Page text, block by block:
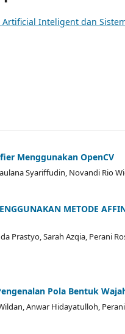
Artificial Inteligent dan
Menggunakan OpenCV
Syariffudin, Novandi Rio
METODE
Prastyo, Sarah Azqia, Perani
Pola Bentuk
Anwar Hidayatulloh,